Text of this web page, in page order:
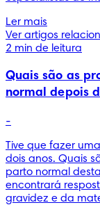
Ler mais
Ver artigos
2 min de leitura
Quais são as
normal depois
-
Tive que fazer
dois anos. Quais
parto normal
encontrará
gravidez e da